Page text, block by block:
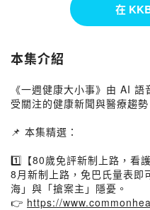
在
本集介紹
《一週健康大小事》由 AI
受關注的健康新聞與醫療趨勢
📌 本集精選：
1️⃣【80歲免評新制上路，看
8月新制上路，免巴氏量表即
海」與「搶案主」隱憂。
👉 https://